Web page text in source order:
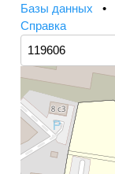
Базы данных •
Справка